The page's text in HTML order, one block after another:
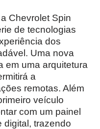
Chevrolet Spin
de tecnologias
dos
Uma nova
em uma arquitetura
a
remotas. Além
veículo
com um painel
digital, trazendo